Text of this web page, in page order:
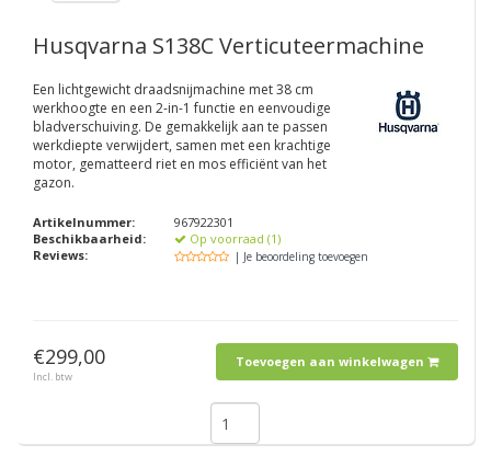
Husqvarna S138C Verticuteermachine
Een lichtgewicht draadsnijmachine met 38 cm
werkhoogte en een 2-in-1 functie en eenvoudige
bladverschuiving. De gemakkelijk aan te passen
werkdiepte verwijdert, samen met een krachtige
motor, gematteerd riet en mos efficiënt van het
gazon.
Artikelnummer:
967922301
Beschikbaarheid:
Op voorraad (1)
Reviews:
| Je beoordeling toevoegen
€299,00
Incl. btw
Toevoegen aan winkelwagen